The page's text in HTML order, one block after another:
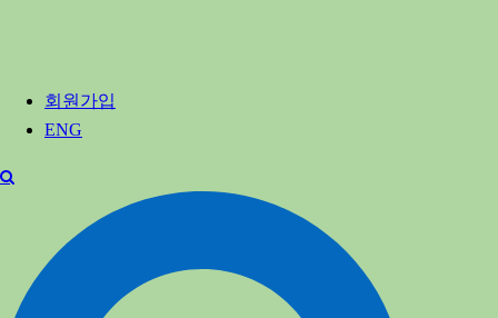
회원가입
ENG